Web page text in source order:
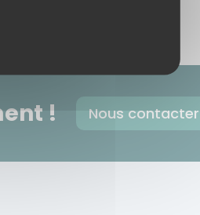
! Nous contacter